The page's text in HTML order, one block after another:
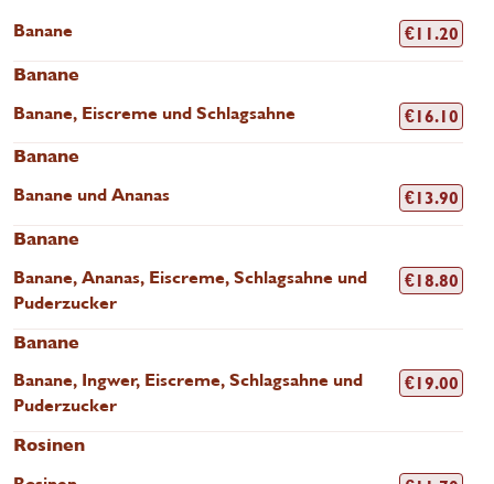
Banane
€11.20
Banane
Banane, Eiscreme und Schlagsahne
€16.10
Banane
Banane und Ananas
€13.90
Banane
Banane, Ananas, Eiscreme, Schlagsahne und
Puderzucker
€18.80
Banane
Banane, Ingwer, Eiscreme, Schlagsahne und
Puderzucker
€19.00
Rosinen